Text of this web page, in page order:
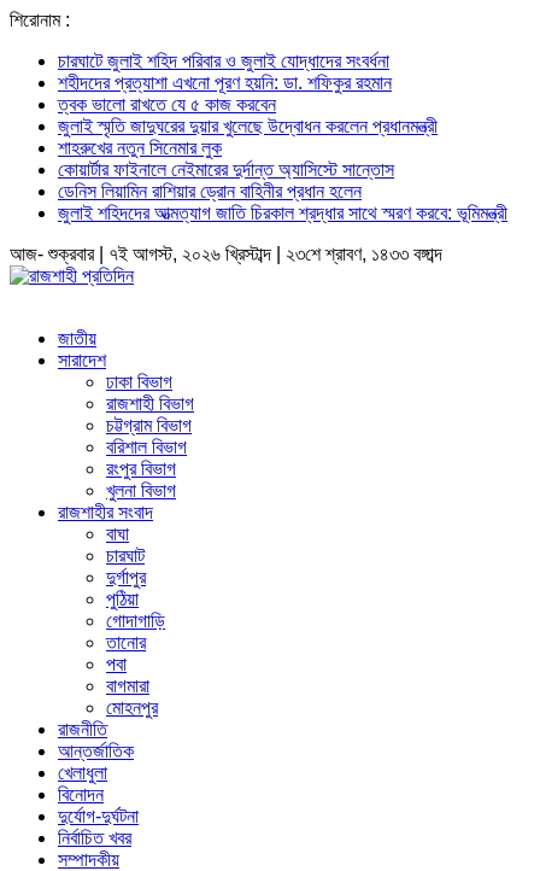
শিরোনাম :
চারঘাটে জুলাই শহিদ পরিবার ও জুলাই যোদ্ধাদের সংবর্ধনা
শহীদদের প্রত্যাশা এখনো পূরণ হয়নি: ডা. শফিকুর রহমান
ত্বক ভালো রাখতে যে ৫ কাজ করবেন
জুলাই স্মৃতি জাদুঘরের দুয়ার খুলেছে উদ্বোধন করলেন প্রধানমন্ত্রী
শাহরুখের নতুন সিনেমার লুক
কোয়ার্টার ফাইনালে নেইমারের দুর্দান্ত অ্যাসিস্টে সান্তোস
ডেনিস লিয়ামিন রাশিয়ার ড্রোন বাহিনীর প্রধান হলেন
জুলাই শহিদদের আত্মত্যাগ জাতি চিরকাল শ্রদ্ধার সাথে স্মরণ করবে: ভূমিমন্ত্রী
আজ- শুক্রবার | ৭ই আগস্ট, ২০২৬ খ্রিস্টাব্দ | ২৩শে শ্রাবণ, ১৪৩৩ বঙ্গাব্দ
জাতীয়
সারাদেশ
ঢাকা বিভাগ
রাজশাহী বিভাগ
চট্টগ্রাম বিভাগ
বরিশাল বিভাগ
রংপুর বিভাগ
খুলনা বিভাগ
রাজশাহীর সংবাদ
বাঘা
চারঘাট
দুর্গাপুর
পুঠিয়া
গোদাগাড়ি
তানোর
পবা
বাগমারা
মোহনপুর
রাজনীতি
আন্তর্জাতিক
খেলাধুলা
বিনোদন
দুর্যোগ-দুর্ঘটনা
নির্বাচিত খবর
সম্পাদকীয়